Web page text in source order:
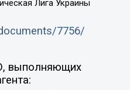
Лига Украины
7756/
выполняющих